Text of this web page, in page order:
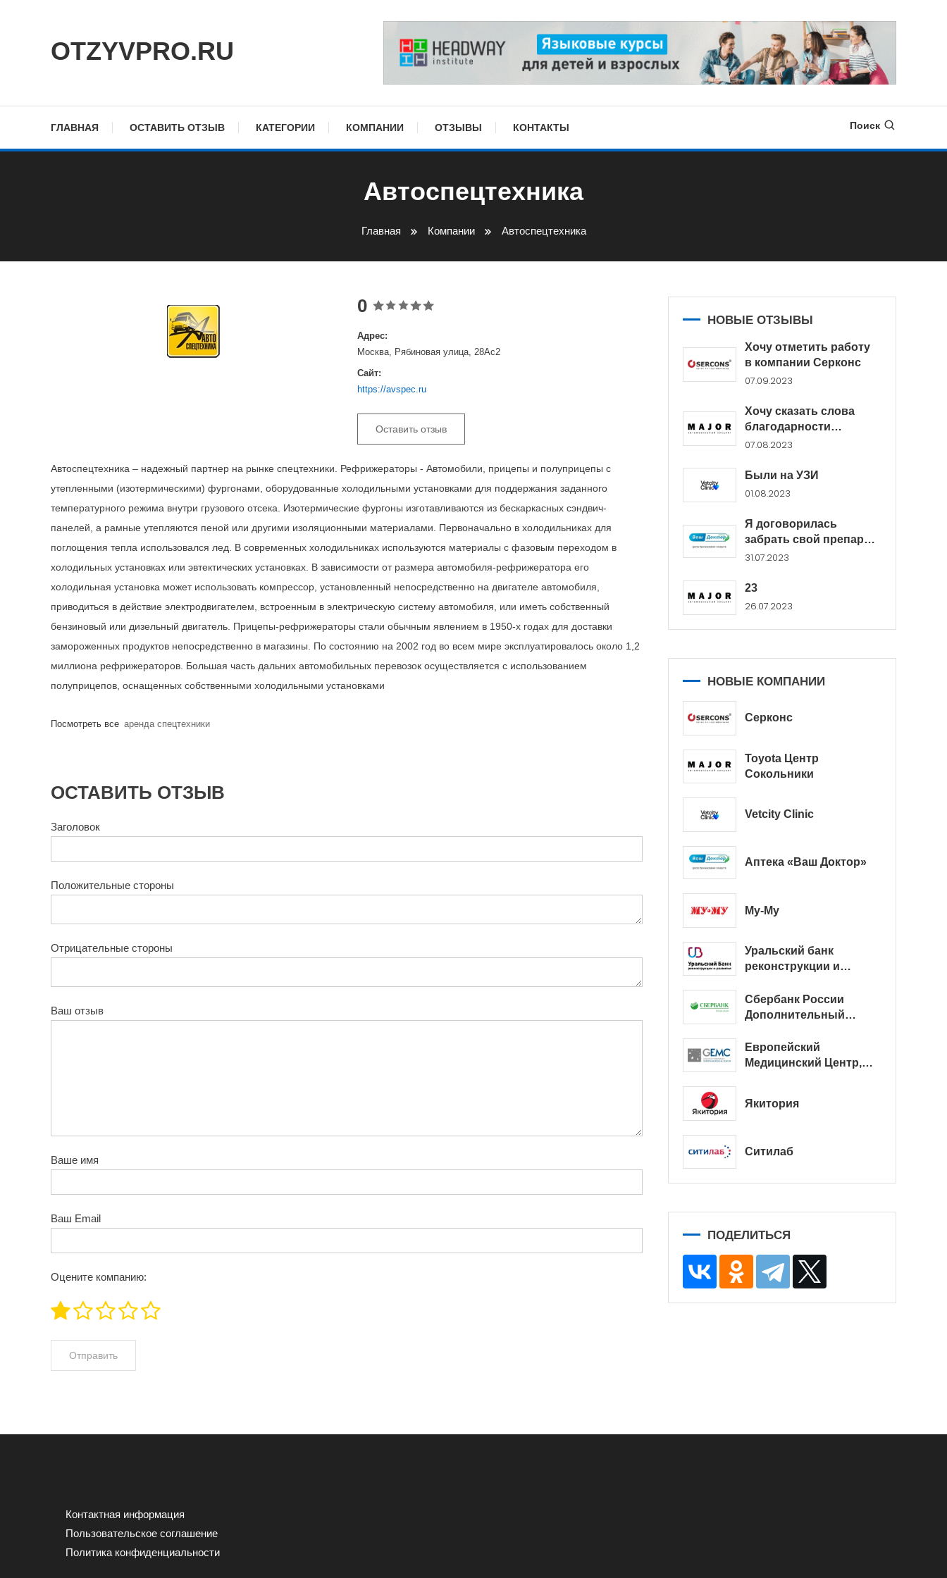
OTZYVPRO.RU
ГЛАВНАЯ ОСТАВИТЬ ОТЗЫВ КАТЕГОРИИ КОМПАНИИ ОТЗЫВЫ КОНТАКТЫ Поиск
Автоспецтехника
Главная Компании Автоспецтехника
0
Адрес:
Москва, Рябиновая улица, 28Ас2
Сайт:
https://avspec.ru
Оставить отзыв
Автоспецтехника – надежный партнер на рынке спецтехники. Рефрижераторы - Автомобили, прицепы и полуприцепы с
утепленными (изотермическими) фургонами, оборудованные холодильными установками для поддержания заданного
температурного режима внутри грузового отсека. Изотермические фургоны изготавливаются из бескаркасных сэндвич-
панелей, а рамные утепляются пеной или другими изоляционными материалами. Первоначально в холодильниках для
поглощения тепла использовался лед. В современных холодильниках используются материалы с фазовым переходом в
холодильных установках или эвтектических установках. В зависимости от размера автомобиля-рефрижератора его
холодильная установка может использовать компрессор, установленный непосредственно на двигателе автомобиля,
приводиться в действие электродвигателем, встроенным в электрическую систему автомобиля, или иметь собственный
бензиновый или дизельный двигатель. Прицепы-рефрижераторы стали обычным явлением в 1950-х годах для доставки
замороженных продуктов непосредственно в магазины. По состоянию на 2002 год во всем мире эксплуатировалось около 1,2
миллиона рефрижераторов. Большая часть дальних автомобильных перевозок осуществляется с использованием
полуприцепов, оснащенных собственными холодильными установками
Посмотреть все аренда спецтехники
ОСТАВИТЬ ОТЗЫВ
Заголовок
Положительные стороны
Отрицательные стороны
Ваш отзыв
Ваше имя
Ваш Email
Оцените компанию:
НОВЫЕ ОТЗЫВЫ
Хочу отметить работу
в компании Серконс
07.09.2023
Хочу сказать слова
благодарности
менеджерам Major...
07.08.2023
Были на УЗИ
01.08.2023
Я договорилась
забрать свой препарат
в...
31.07.2023
23
26.07.2023
НОВЫЕ КОМПАНИИ
Серконс
Toyota Центр
Сокольники
Vetcity Clinic
Аптека «Ваш Доктор»
Му-Му
Уральский банк
реконструкции и
Сбербанк России
Дополнительный
Европейский
Медицинский Центр,
Якитория
Ситилаб
ПОДЕЛИТЬСЯ
Контактная информация
Пользовательское соглашение
Политика конфиденциальности